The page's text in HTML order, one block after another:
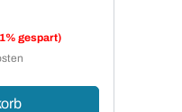
gespart)